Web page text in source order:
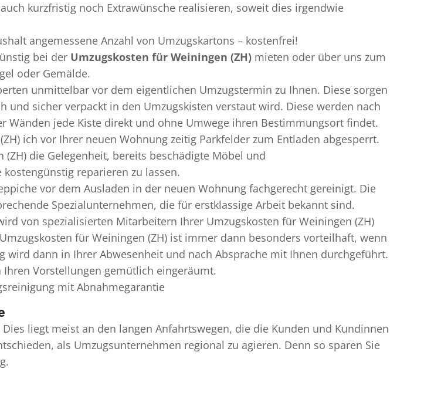
kurzfristig noch Extrawünsche realisieren, soweit dies irgendwie
angemessene Anzahl von Umzugskartons – kostenfrei!
bei der Umzugskosten für Weiningen (ZH) mieten oder über uns zum
oder Gemälde.
unmittelbar vor dem eigentlichen Umzugstermin zu Ihnen. Diese sorgen
und sicher verpackt in den Umzugskisten verstaut wird. Diese werden nach
Wänden jede Kiste direkt und ohne Umwege ihren Bestimmungsort findet.
ich vor Ihrer neuen Wohnung zeitig Parkfelder zum Entladen abgesperrt.
die Gelegenheit, bereits beschädigte Möbel und
reparieren zu lassen.
vor dem Ausladen in der neuen Wohnung fachgerecht gereinigt. Die
Spezialunternehmen, die für erstklassige Arbeit bekannt sind.
von spezialisierten Mitarbeitern Ihrer Umzugskosten für Weiningen (ZH)
für Weiningen (ZH) ist immer dann besonders vorteilhaft, wenn
wird dann in Ihrer Abwesenheit und nach Absprache mit Ihnen durchgeführt.
Vorstellungen gemütlich eingeräumt.
mit Abnahmegarantie
liegt meist an den langen Anfahrtswegen, die die Kunden und Kundinnen
als Umzugsunternehmen regional zu agieren. Denn so sparen Sie